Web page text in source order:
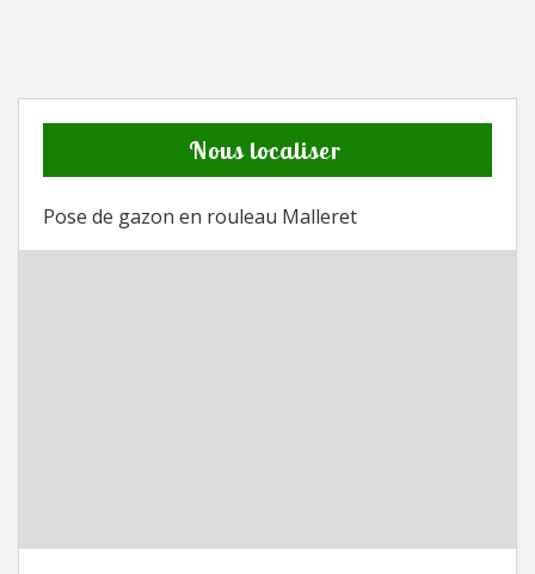
Nous localiser
Pose de gazon en rouleau Malleret